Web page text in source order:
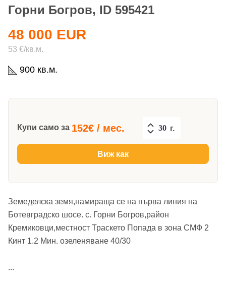
Горни Богров, ID 595421
900 кв.м.
48 000 EUR
53 €/кв.м.
Купи само за 152€ / мес. г.
Виж как
Земеделска земя,намираща се на първа линия на
Ботевградско шосе. с. Горни Богров,район
Кремиковци,местност Траскето Попада в зона СМФ 2
Кинт 1.2 Мин. озеленяване 40/30
...